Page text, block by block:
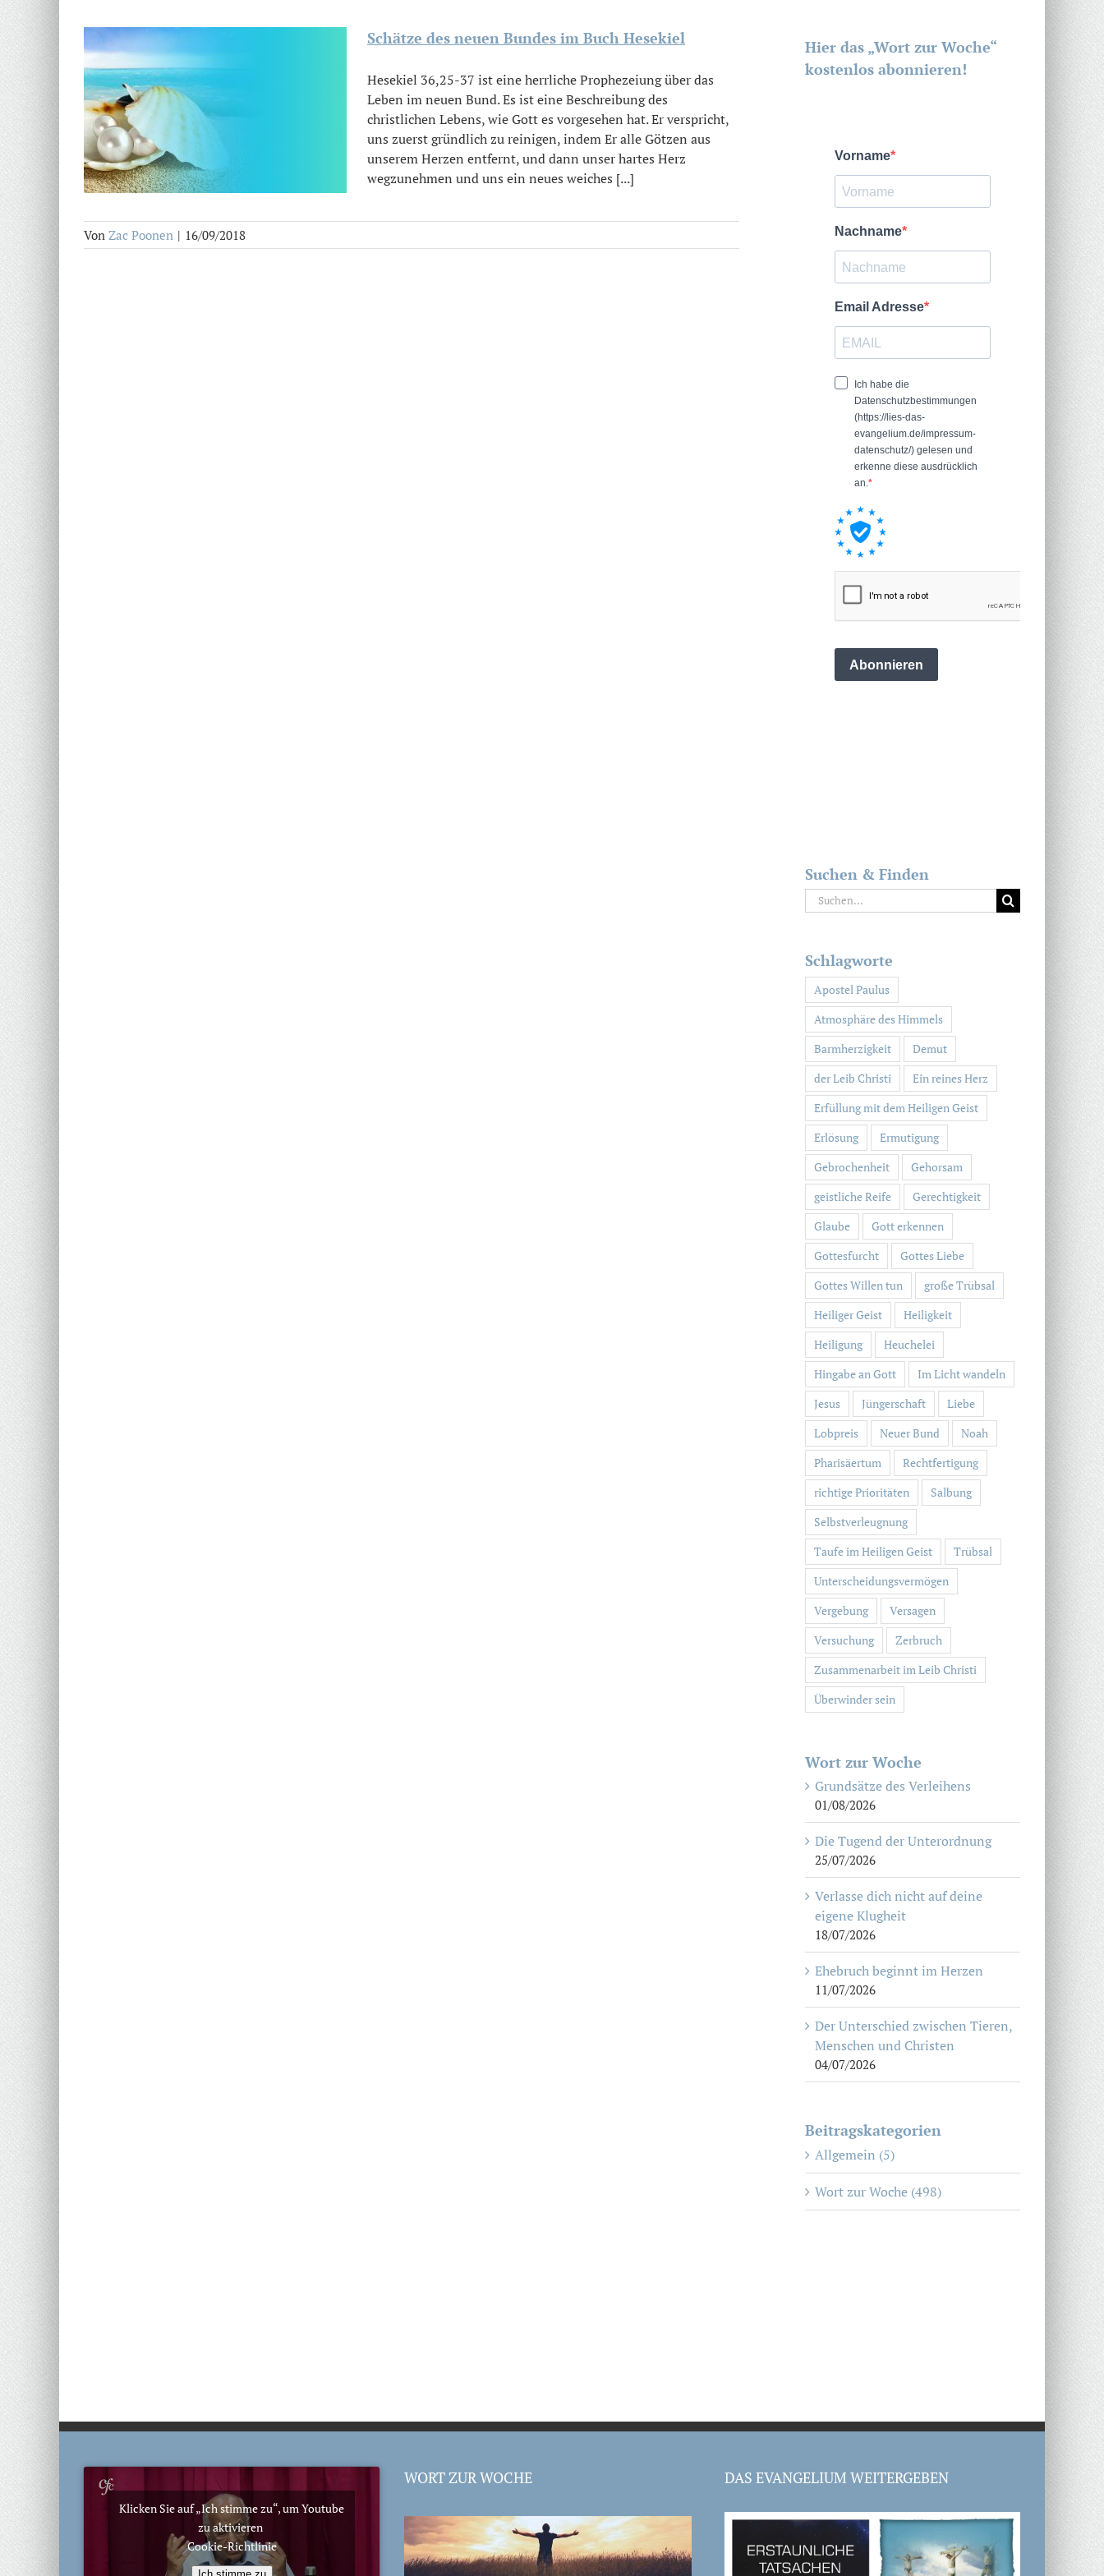
Schätze des neuen Bundes im Buch Hesekiel
Hesekiel 36,25-37 ist eine herrliche Prophezeiung über das
Leben im neuen Bund. Es ist eine Beschreibung des
christlichen Lebens, wie Gott es vorgesehen hat. Er verspricht,
uns zuerst gründlich zu reinigen, indem Er alle Götzen aus
unserem Herzen entfernt, und dann unser hartes Herz
wegzunehmen und uns ein neues weiches [...]
Von Zac Poonen | 16/09/2018
Hier das „Wort zur Woche“
kostenlos abonnieren!
Suchen & Finden
Suche
nach:
Schlagworte
Apostel Paulus
Atmosphäre des Himmels
Barmherzigkeit
Demut
der Leib Christi
Ein reines Herz
Erfüllung mit dem Heiligen Geist
Erlösung
Ermutigung
Gebrochenheit
Gehorsam
geistliche Reife
Gerechtigkeit
Glaube
Gott erkennen
Gottesfurcht
Gottes Liebe
Gottes Willen tun
große Trübsal
Heiliger Geist
Heiligkeit
Heiligung
Heuchelei
Hingabe an Gott
Im Licht wandeln
Jesus
Jüngerschaft
Liebe
Lobpreis
Neuer Bund
Noah
Pharisäertum
Rechtfertigung
richtige Prioritäten
Salbung
Selbstverleugnung
Taufe im Heiligen Geist
Trübsal
Unterscheidungsvermögen
Vergebung
Versagen
Versuchung
Zerbruch
Zusammenarbeit im Leib Christi
Überwinder sein
Wort zur Woche
Grundsätze des Verleihens
01/08/2026
Die Tugend der Unterordnung
25/07/2026
Verlasse dich nicht auf deine
eigene Klugheit
18/07/2026
Ehebruch beginnt im Herzen
11/07/2026
Der Unterschied zwischen Tieren,
Menschen und Christen
04/07/2026
Beitragskategorien
Allgemein (5)
Wort zur Woche (498)
Klicken Sie auf „Ich stimme zu“, um Youtube
zu aktivieren
Cookie-Richtlinie
WORT ZUR WOCHE DAS EVANGELIUM WEITERGEBEN